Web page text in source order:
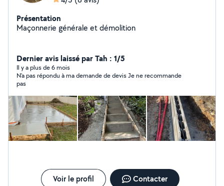
Présentation
Maçonnerie générale et démolition
Dernier avis laissé par Tah : 1/5
Il y a plus de 6 mois
N'a pas répondu à ma demande de devis Je ne recommande
pas
Voir le profil Contacter